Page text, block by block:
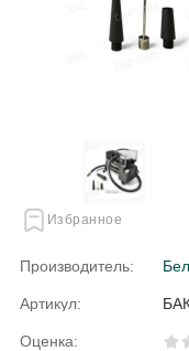
Избранное
Производитель:
Артикул:
Оценка: